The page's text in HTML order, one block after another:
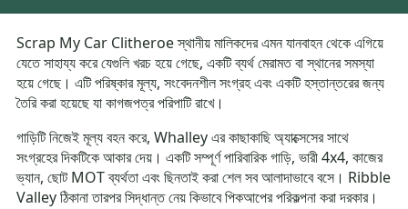
Scrap My Car Clitheroe স্থানীয় মালিকদের এমন যানবাহন থেকে এগিয়ে
যেতে সাহায্য করে যেগুলি খরচ হয়ে গেছে, একটি ব্যর্থ মেরামত বা স্থানের সমস্যা
হয়ে গেছে। এটি পরিষ্কার মূল্য, সংবেদনশীল সংগ্রহ এবং একটি হস্তান্তরের জন্য
তৈরি করা হয়েছে যা কাগজপত্র পরিপাটি রাখে।
গাড়িটি নিজেই মূল্য বহন করে, Whalley এর কাছাকাছি অ্যাক্সেসের সাথে
সংগ্রহের দিকটিকে আকার দেয়। একটি সম্পূর্ণ পারিবারিক গাড়ি, ভারী 4x4, কাজের
ভ্যান, ছোট MOT ব্যর্থতা এবং ছিনতাই করা শেল সব আলাদাভাবে বসে। Ribble
Valley ঠিকানা তারপর সিদ্ধান্ত নেয় কিভাবে পিকআপের পরিকল্পনা করা দরকার।